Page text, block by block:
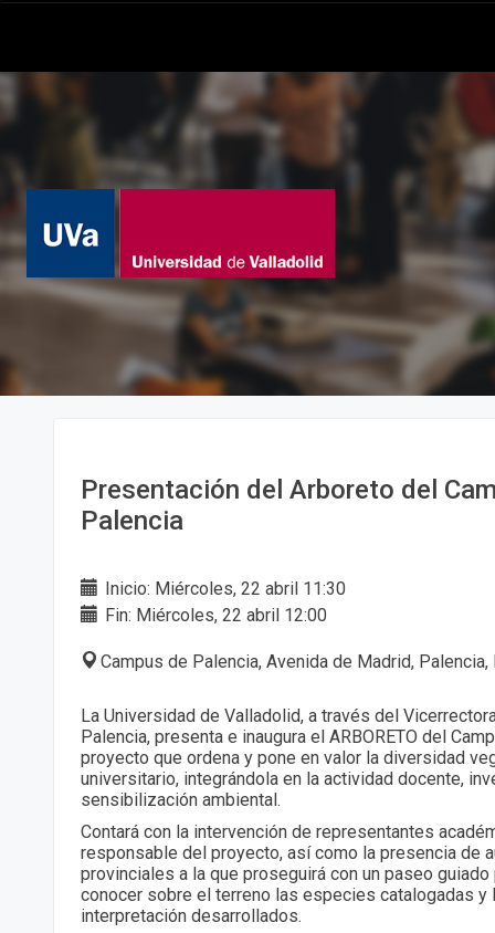
Presentación del Arboreto del
Palencia
Inicio: Miércoles, 22 abril 11:30
Fin: Miércoles, 22 abril 12:00
Campus de Palencia, Avenida de Madrid, Palencia,
La Universidad de Valladolid, a través del
Palencia, presenta e inaugura el ARBORETO del
proyecto que ordena y pone en valor la diversidad
universitario, integrándola en la actividad docente,
sensibilización ambiental.
Contará con la intervención de representantes
responsable del proyecto, así como la presencia de
provinciales a la que proseguirá con un paseo
conocer sobre el terreno las especies catalogadas y
interpretación desarrollados.